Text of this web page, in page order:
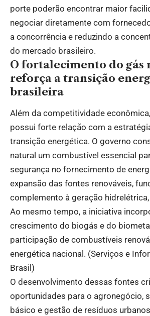
porte poderão encontrar maior
negociar diretamente com
a concorrência e reduzindo a
do mercado brasileiro.
O fortalecimento do gás
reforça a transição
brasileira
Além da competitividade
possui forte relação com a
transição energética. O governo
natural um combustível essencial
segurança no fornecimento de
expansão das fontes renováveis,
complemento à geração
Ao mesmo tempo, a iniciativa
crescimento do biogás e do
participação de combustíveis
energética nacional. (Serviços e
Brasil )
O desenvolvimento dessas fontes
oportunidades para o agronegócio,
básico e gestão de resíduos